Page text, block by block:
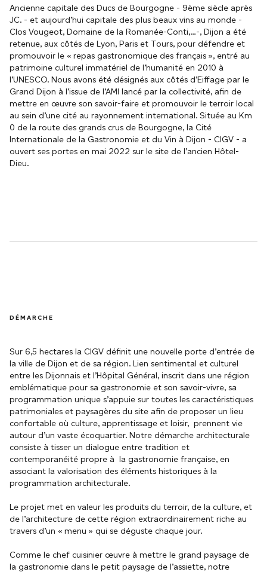
Ancienne capitale des Ducs de Bourgogne - 9ème siècle après
JC. - et aujourd’hui capitale des plus beaux vins au monde -
Clos Vougeot, Domaine de la Romanée-Conti,…-, Dijon a été
retenue, aux côtés de Lyon, Paris et Tours, pour défendre et
promouvoir le « repas gastronomique des français », entré au
patrimoine culturel immatériel de l’humanité en 2010 à
l’UNESCO. Nous avons été désignés aux côtés d’Eiffage par le
Grand Dijon à l’issue de l’AMI lancé par la collectivité, afin de
mettre en œuvre son savoir-faire et promouvoir le terroir local
au sein d’une cité au rayonnement international. Située au Km
0 de la route des grands crus de Bourgogne, la Cité
Internationale de la Gastronomie et du Vin à Dijon - CIGV - a
ouvert ses portes en mai 2022 sur le site de l’ancien Hôtel-
Dieu.
DÉMARCHE
Sur 6,5 hectares la CIGV définit une nouvelle porte d’entrée de
la ville de Dijon et de sa région. Lien sentimental et culturel
entre les Dijonnais et l’Hôpital Général, inscrit dans une région
emblématique pour sa gastronomie et son savoir-vivre, sa
programmation unique s’appuie sur toutes les caractéristiques
patrimoniales et paysagères du site afin de proposer un lieu
confortable où culture, apprentissage et loisir, prennent vie
autour d’un vaste écoquartier. Notre démarche architecturale
consiste à tisser un dialogue entre tradition et
contemporanéité propre à la gastronomie française, en
associant la valorisation des éléments historiques à la
programmation architecturale.
Le projet met en valeur les produits du terroir, de la culture, et
de l’architecture de cette région extraordinairement riche au
travers d’un « menu » qui se déguste chaque jour.
Comme le chef cuisinier œuvre à mettre le grand paysage de
la gastronomie dans le petit paysage de l’assiette, notre